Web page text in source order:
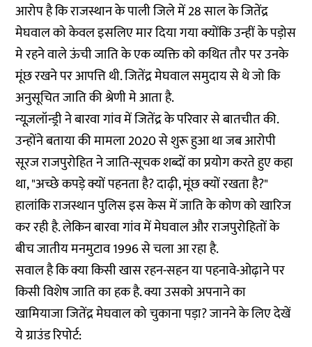
आरोप है कि राजस्थान के पाली जिले में 28 साल के जितेंद्र
मेघवाल को केवल इसलिए मार दिया गया क्योंकि उन्हीं के पड़ोस
मे रहने वाले ऊंची जाति के एक व्यक्ति को कथित तौर पर उनके
मूंछ रखने पर आपत्ति थी. जितेंद्र मेघवाल समुदाय से थे जो कि
अनुसूचित जाति की श्रेणी मे आता है.
न्यूज़लॉन्ड्री ने बारवा गांव में जितेंद्र के परिवार से बातचीत की.
उन्होंने बताया की मामला 2020 से शुरू हुआ था जब आरोपी
सूरज राजपुरोहित ने जाति-सूचक शब्दों का प्रयोग करते हुए कहा
था, "अच्छे कपड़े क्यों पहनता है? दाढ़ी, मूंछ क्यों रखता है?"
हालांकि राजस्थान पुलिस इस केस में जाति के कोण को खारिज
कर रही है. लेकिन बारवा गांव में मेघवाल और राजपुरोहितों के
बीच जातीय मनमुटाव 1996 से चला आ रहा है.
सवाल है कि क्या किसी खास रहन-सहन या पहनावे-ओढ़ाने पर
किसी विशेष जाति का हक है. क्या उसको अपनाने का
खामियाजा जितेंद्र मेघवाल को चुकाना पड़ा? जानने के लिए देखें
ये ग्राउंड रिपोर्ट: